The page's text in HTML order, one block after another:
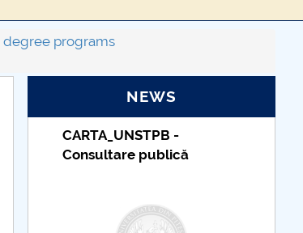
degree programs
NEWS
Taxe de școlarizare
indexate – Centrul